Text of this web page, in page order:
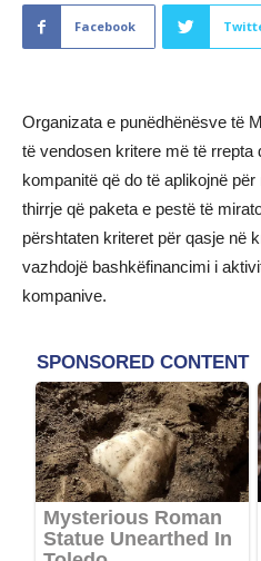
Facebook
Organizata e punëdhënësve të
të vendosen kritere më të rrepta
kompanitë që do të aplikojnë
thirrje që paketa e pestë të
përshtaten kriteret për qasje në
vazhdojë bashkëfinancimi i
kompanive.